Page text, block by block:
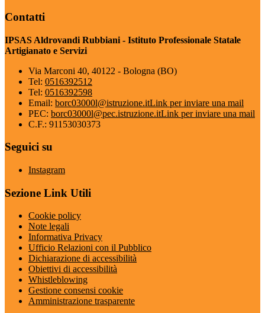
Contatti
IPSAS Aldrovandi Rubbiani - Istituto Professionale Statale
Artigianato e Servizi
Via Marconi 40, 40122 - Bologna (BO)
Tel: 0516392512
Tel: 0516392598
Email: borc03000l@istruzione.itLink per inviare una mail
PEC: borc03000l@pec.istruzione.itLink per inviare una mail
C.F.: 91153030373
Seguici su
Instagram
Sezione Link Utili
Cookie policy
Note legali
Informativa Privacy
Ufficio Relazioni con il Pubblico
Dichiarazione di accessibilità
Obiettivi di accessibilità
Whistleblowing
Gestione consensi cookie
Amministrazione trasparente